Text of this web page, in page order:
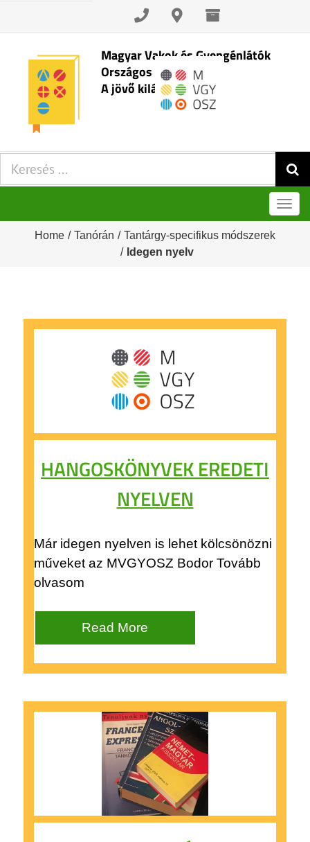
Skip
content
Magyar Vakok és Gyengénlátók
Országos Szövetsége
A jövő kilátásai
Keresés:
Home / Tanórán / Tantárgy-specifikus módszerek
/ Idegen nyelv
HANGOSKÖNYVEK EREDETI
NYELVEN
Már idegen nyelven is lehet kölcsönözni
műveket az MVGYOSZ Bodor Tovább
olvasom
Read More